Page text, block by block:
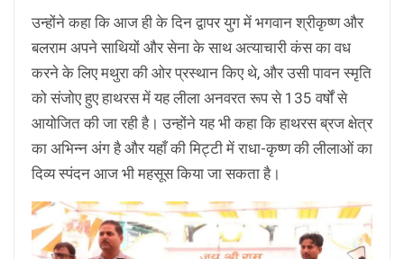
उन्होंने कहा कि आज ही के दिन द्वापर युग में भगवान श्रीकृष्ण और
बलराम अपने साथियों और सेना के साथ अत्याचारी कंस का वध
करने के लिए मथुरा की ओर प्रस्थान किए थे, और उसी पावन स्मृति
को संजोए हुए हाथरस में यह लीला अनवरत रूप से 135 वर्षों से
आयोजित की जा रही है। उन्होंने यह भी कहा कि हाथरस ब्रज क्षेत्र
का अभिन्न अंग है और यहाँ की मिट्टी में राधा-कृष्ण की लीलाओं का
दिव्य स्पंदन आज भी महसूस किया जा सकता है।